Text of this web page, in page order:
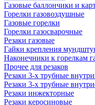
Газовые баллончики и
Горелки газовоздушные
Газовые горелки
Горелки газосварочные
Резаки газовые
Гайки крепления
Наконечники к горелкам
Прочее для резаков
Резаки 3-х трубные
Резаки 3-х трубные
Резаки инжекторные
Резаки керосиновые